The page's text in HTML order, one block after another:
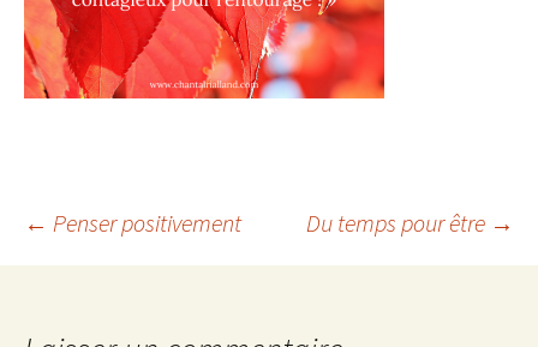
Navigation
← Penser positivement Du temps pour être →